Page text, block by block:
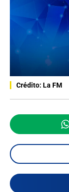
Crédito: La FM